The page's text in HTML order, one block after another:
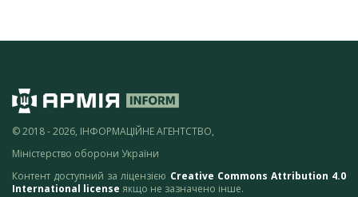
© 2018 - 2026, ІНФОРМАЦІЙНЕ АГЕНТСТВО,
Міністерство оборони України
Контент доступний за ліцензією Creative Commons Attribution 4.0
International license якщо не зазначено інше.